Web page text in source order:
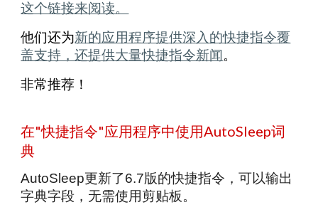
这个链接来阅读。
他们还为新的应用程序提供深入的快捷指令覆
盖支持，还提供大量快捷指令新闻 。
非常推荐！
在"快捷指令"应用程序中使用AutoSleep词
典
AutoSleep更新了6.7版的快捷指令，可以输出
字典字段，无需使用剪贴板。